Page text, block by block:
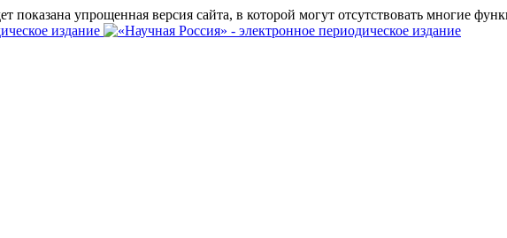
показана упрощенная версия сайта, в которой могут отсутствовать многие